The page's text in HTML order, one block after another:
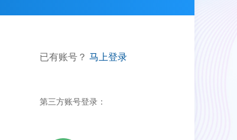
已有账号？ 马上登录
第三方账号登录：